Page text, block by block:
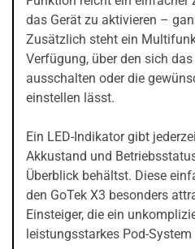
das Gerät zu aktivieren –
Zusätzlich steht ein
Verfügung, über den sich das
ausschalten oder die
einstellen lässt.
Ein LED-Indikator gibt
Akkustand und
Überblick behältst. Diese
den GoTek X3 besonders
Einsteiger, die ein
leistungsstarkes Pod-System